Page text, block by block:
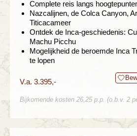
Complete reis langs
Nazcalijnen, de Colca Canyon,
Titicacameer
Ontdek de Inca-geschiedenis:
Machu Picchu
Mogelijkheid de beroemde Inca
te lopen
V.a. 3.395,-
Bijkomende kosten 26,25 p.p. (o.b.v. 2